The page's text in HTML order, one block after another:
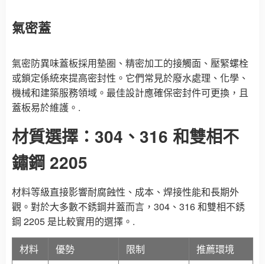
氣密蓋
氣密防異味蓋板採用墊圈、精密加工的接觸面、壓緊螺栓
或鎖定係統來提高密封性。它們常見於廢水處理、化學、
機械和建築服務領域。最佳設計應確保密封件可更換，且
蓋板易於維護。.
材質選擇：304、316 和雙相不
鏽鋼 2205
材料等級直接影響耐腐蝕性、成本、焊接性能和長期外
觀。對於大多數不銹鋼井蓋而言，304、316 和雙相不銹
鋼 2205 是比較實用的選擇。.
材料 優勢 限制
推薦環境